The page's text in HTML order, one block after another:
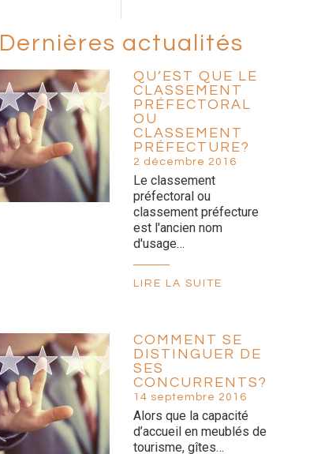
Dernières actualités
QU’EST QUE LE
CLASSEMENT
PRÉFECTORAL
OU
CLASSEMENT
PRÉFECTURE?
2 décembre 2016
Le classement
préfectoral ou
classement préfecture
est l'ancien nom
d'usage…
LIRE LA SUITE
COMMENT SE
DISTINGUER DE
SES
CONCURRENTS?
14 septembre 2016
Alors que la capacité
d’accueil en meublés de
tourisme, gîtes…